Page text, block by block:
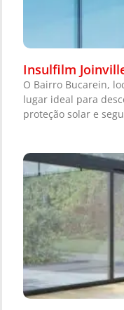
Insulfilm
O Bairro Bucarein,
lugar ideal para
proteção solar e